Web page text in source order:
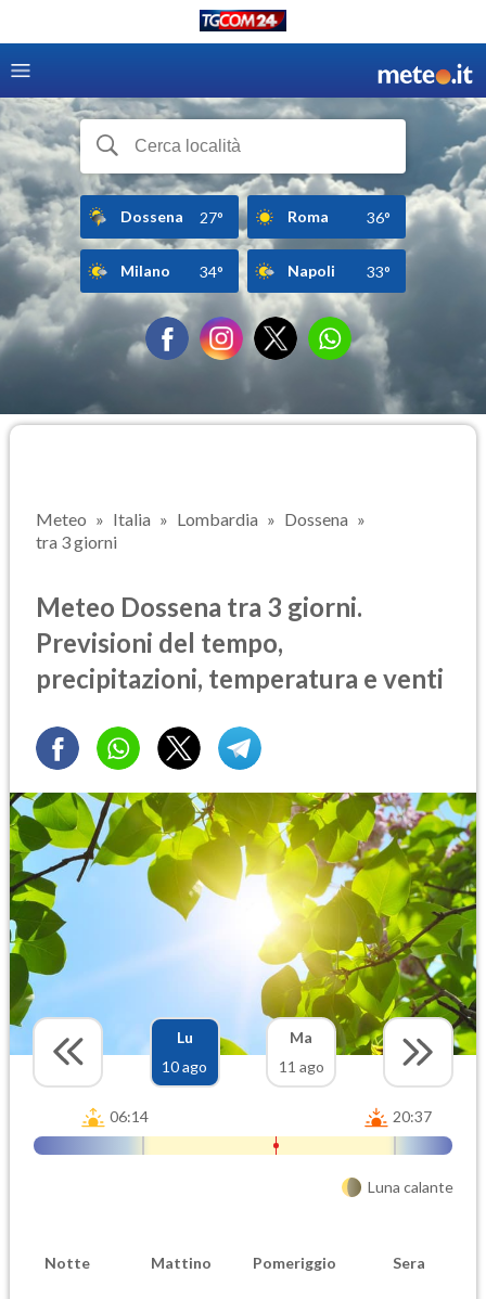
Dossena 27° Roma 36°
Milano 34° Napoli 33°
Meteo Italia Lombardia
Dossena
tra 3 giorni
Meteo Dossena tra 3 giorni.
Previsioni del tempo,
precipitazioni, temperatura e venti
Lu
10 ago
Ma
11 ago
06:14 20:37
Luna calante
Notte Mattino Pomeriggio Sera